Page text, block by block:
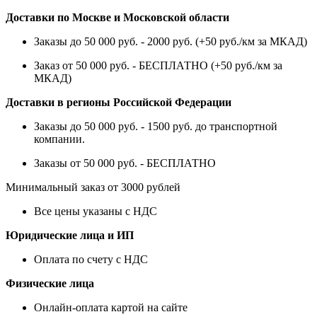
Доставки по Москве и Московской области
Заказы до 50 000 руб. - 2000 руб. (+50 руб./км за МКАД)
Заказ от 50 000 руб. - БЕСПЛАТНО (+50 руб./км за
МКАД)
Доставки в регионы Российской Федерации
Заказы до 50 000 руб. - 1500 руб. до транспортной
компании.
Заказы от 50 000 руб. - БЕСПЛАТНО
Минимальный заказ от 3000 рублей
Все цены указаны с НДС
Юридические лица и ИП
Оплата по счету с НДС
Физические лица
Онлайн-оплата картой на сайте